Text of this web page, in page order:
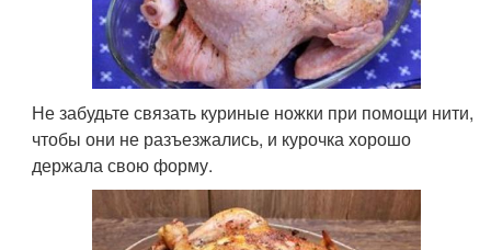
Не забудьте связать куриные ножки при помощи нити,
чтобы они не разъезжались, и курочка хорошо
держала свою форму.